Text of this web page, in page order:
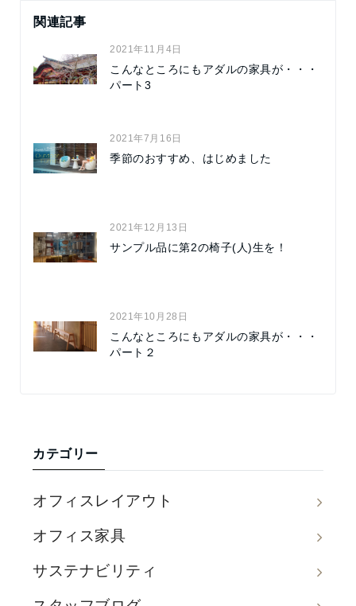
関連記事
2021年11月4日
こんなところにもアダルの家具が・・・
パート3
2021年7月16日
季節のおすすめ、はじめました
2021年12月13日
サンプル品に第2の椅子(人)生を！
2021年10月28日
こんなところにもアダルの家具が・・・
パート２
カテゴリー
オフィスレイアウト
オフィス家具
サステナビリティ